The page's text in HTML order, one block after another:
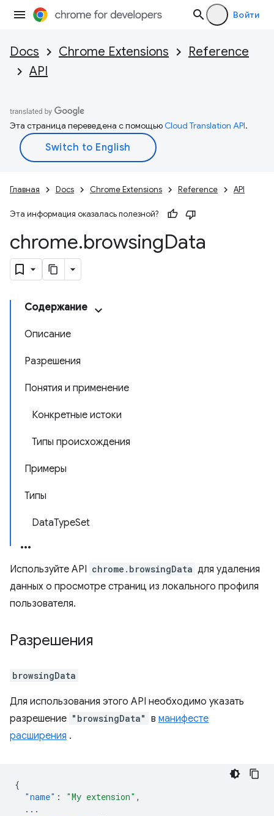
Войти
Docs Chrome Extensions
Reference
API
Эта страница переведена с помощьюCloud Translation API.
Главная Docs Chrome Extensions Reference API
Эта информация оказалась полезной?
chrome.browsingData
Содержание
Описание
Разрешения
Понятия и применение
Конкретные истоки
Типы происхождения
Примеры
Типы
DataTypeSet
Используйте API chrome.browsingData для удаления
данных о просмотре страниц из локального профиля
пользователя.
Разрешения
browsingData
Для использования этого API необходимо указать
разрешение "browsingData" в манифесте
расширения .
{
"name" : "My extension" ,
...